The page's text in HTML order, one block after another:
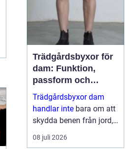
Trädgårdsbyxor för
dam: Funktion,
passform och
hållbar stil i rabatten
Trädgårdsbyxor dam
handlar inte bara om att
skydda benen från jord,
taggar och väta. Rätt
byxa gör arbetet enklare,
08 juli 2026